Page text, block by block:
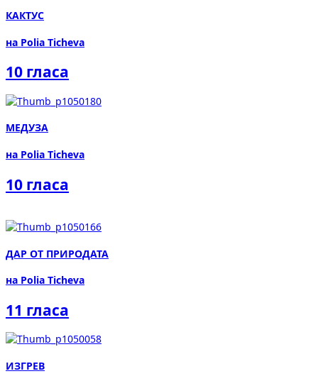
КАКТУС
на Polia Ticheva
10 гласа
МЕДУЗА
на Polia Ticheva
10 гласа
ДАР ОТ ПРИРОДАТА
на Polia Ticheva
11 гласа
ИЗГРЕВ